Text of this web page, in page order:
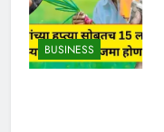
BUSINESS